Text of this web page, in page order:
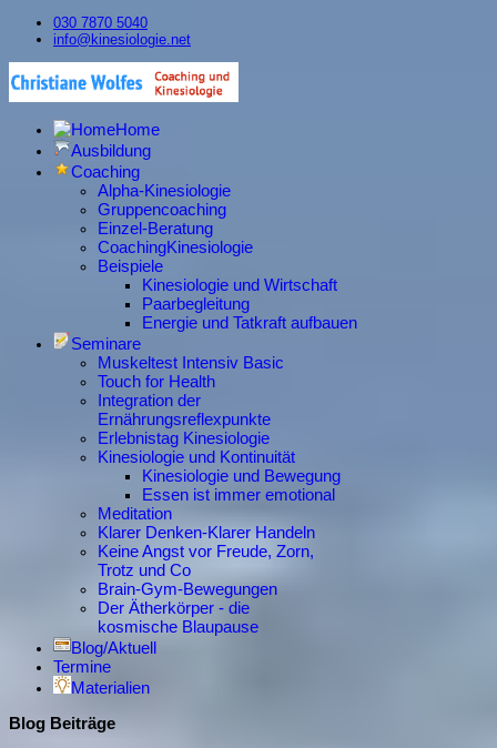
030 7870 5040
info@kinesiologie.net
Home
Ausbildung
Coaching
Alpha-Kinesiologie
Gruppencoaching
Einzel-Beratung
CoachingKinesiologie
Beispiele
Kinesiologie und Wirtschaft
Paarbegleitung
Energie und Tatkraft aufbauen
Seminare
Muskeltest Intensiv Basic
Touch for Health
Integration der
Ernährungsreflexpunkte
Erlebnistag Kinesiologie
Kinesiologie und Kontinuität
Kinesiologie und Bewegung
Essen ist immer emotional
Meditation
Klarer Denken-Klarer Handeln
Keine Angst vor Freude, Zorn,
Trotz und Co
Brain-Gym-Bewegungen
Der Ätherkörper - die
kosmische Blaupause
Blog/Aktuell
Termine
Materialien
Blog Beiträge